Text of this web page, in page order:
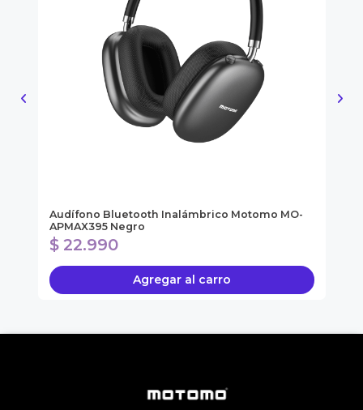
Audífono Bluetooth Inalámbrico Motomo MO-
APMAX395 Negro
$ 22.990
Agregar al carro